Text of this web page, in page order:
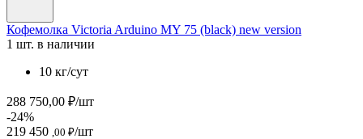
Кофемолка Victoria Arduino MY 75 (black) new version
1 шт. в наличии
10 кг/сут
288 750,00 ₽/шт
-24%
219 450 ,00 ₽/шт